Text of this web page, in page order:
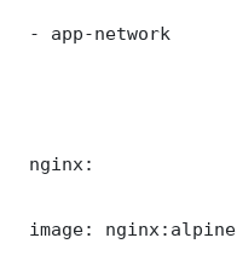
- app-network
nginx:
image: nginx:alpine